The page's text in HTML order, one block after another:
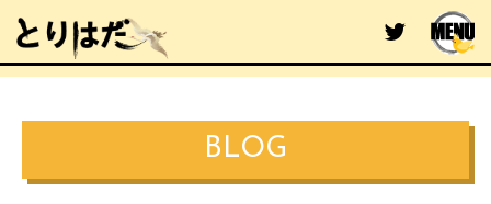
BLOG